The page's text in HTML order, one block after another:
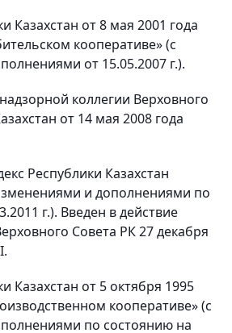
Казахстан от 8 мая 2001 года
кооперативе» (с
от 15.05.2007 г.).
коллегии Верховного
от 14 мая 2008 года
Республики Казахстан
и дополнениями по
г.). Введен в действие
Совета РК 27 декабря
Казахстан от 5 октября 1995
кооперативе» (с
по состоянию на